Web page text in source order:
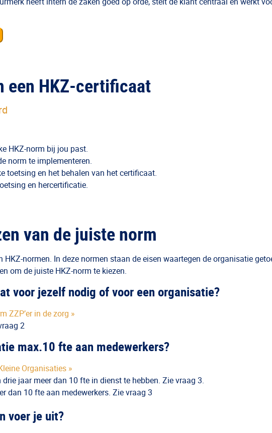
een HKZ-certificaat
HKZ-norm bij jou past.
norm te implementeren.
toetsing en het behalen van het certificaat.
en hercertificatie.
van de juiste norm
HKZ-normen. In deze normen staan de eisen waartegen de organisatie
om de juiste HKZ-norm te kiezen.
voor jezelf nodig of voor een organisatie?
ZZP’er in de zorg »
2
max.10 fte aan medewerkers?
Organisaties »
jaar meer dan 10 fte in dienst te hebben. Zie vraag 3.
dan 10 fte aan medewerkers. Zie vraag 3
voer je uit?